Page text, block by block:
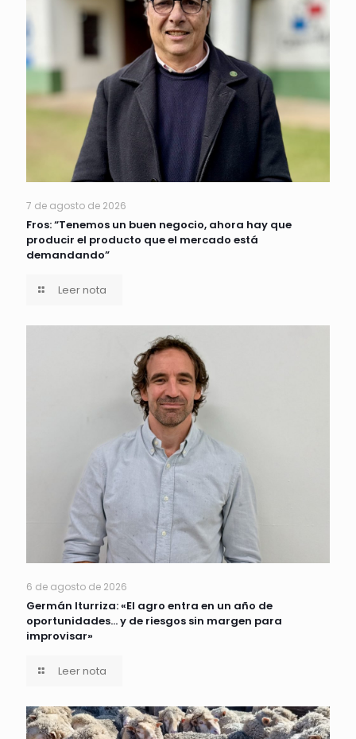
7 de agosto de 2026
Fros: “Tenemos un buen negocio, ahora hay que
producir el producto que el mercado está
demandando”
Leer nota
6 de agosto de 2026
Germán Iturriza: «El agro entra en un año de
oportunidades… y de riesgos sin margen para
improvisar»
Leer nota